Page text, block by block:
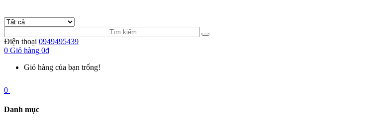
Điện thoại 0949495439
0 Giỏ hàng 0đ
Giỏ hàng của bạn trống!
0
Danh mục